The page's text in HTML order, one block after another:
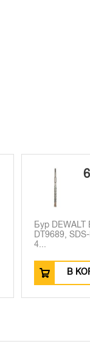
Бур DEWALT
DT9689,
4...
В